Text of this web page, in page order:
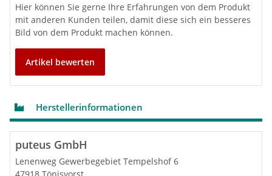
Hier können Sie gerne Ihre Erfahrungen von dem Produkt
mit anderen Kunden teilen, damit diese sich ein besseres
Bild von dem Produkt machen können.
Artikel bewerten
Herstellerinformationen
puteus GmbH
Lenenweg Gewerbegebiet Tempelshof 6